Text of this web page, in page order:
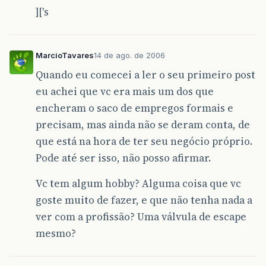
]['s
MarcioTavares14 de ago. de 2006
Quando eu comecei a ler o seu primeiro post
eu achei que vc era mais um dos que
encheram o saco de empregos formais e
precisam, mas ainda não se deram conta, de
que está na hora de ter seu negócio próprio.
Pode até ser isso, não posso afirmar.
Vc tem algum hobby? Alguma coisa que vc
goste muito de fazer, e que não tenha nada a
ver com a profissão? Uma válvula de escape
mesmo?